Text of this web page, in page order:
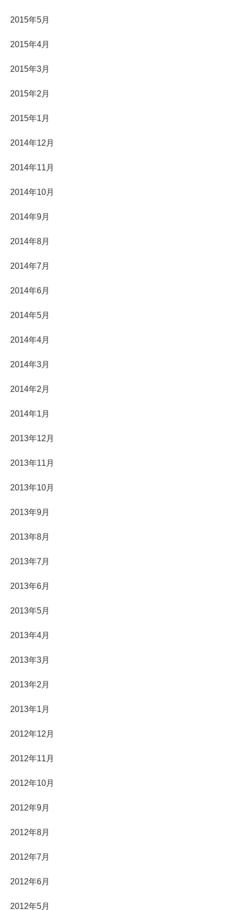
2015年5月
2015年4月
2015年3月
2015年2月
2015年1月
2014年12月
2014年11月
2014年10月
2014年9月
2014年8月
2014年7月
2014年6月
2014年5月
2014年4月
2014年3月
2014年2月
2014年1月
2013年12月
2013年11月
2013年10月
2013年9月
2013年8月
2013年7月
2013年6月
2013年5月
2013年4月
2013年3月
2013年2月
2013年1月
2012年12月
2012年11月
2012年10月
2012年9月
2012年8月
2012年7月
2012年6月
2012年5月